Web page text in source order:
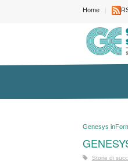
Home
Genesys
Storie di